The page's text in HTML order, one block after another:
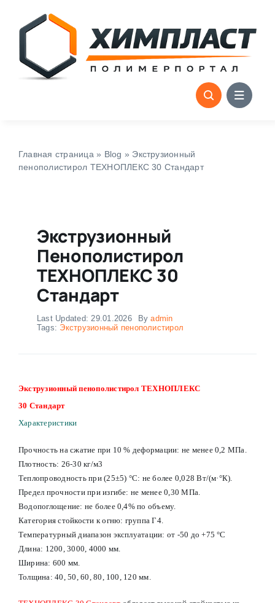
content
Главная страница » Blog » Экструзионный
пенополистирол ТЕХНОПЛЕКС 30 Стандарт
Экструзионный
Пенополистирол
ТЕХНОПЛЕКС 30
Стандарт
Last Updated: 29.01.2026 Byadmin
Tags: Экструзионный пенополистирол
Экструзионный пенополистирол ТЕХНОПЛЕКС
30 Стандарт
Характеристики
Прочность на сжатие при 10 % деформации: не менее 0,2 МПа.
Плотность: 26-30 кг/м3
Теплопроводность при (25±5) °С: не более 0,028 Вт/(м·°К).
Предел прочности при изгибе: не менее 0,30 МПа.
Водопоглощение: не более 0,4% по объему.
Категория стойкости к огню: группа Г4.
Температурный диапазон эксплуатации: от -50 до +75 °С
Длина: 1200, 3000, 4000 мм.
Ширина: 600 мм.
Толщина: 40, 50, 60, 80, 100, 120 мм.